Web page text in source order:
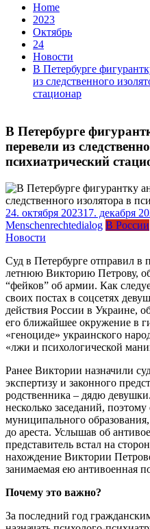
Home
2023
Октябрь
24
Новости
В Петербурге
из следственного
стационар
В Петербурге
перевели из
психиатрический
24. октября 202317. декабря
Menschenrechtedialog В России
Новости
Суд в Петербурге отправил в
летнюю Викторию Петрову,
“фейков” об армии. Как
своих постах в соцсетях
действия России в Украине,
его ближайшее окружение в
«геноциде» украинского
«лжи и психологической
Ранее Виктории назначили
экспертизу и законного
родственника – дядю
несколько заседаний,
муниципального
до ареста. Услышав об
представитель встал на
нахождение Виктории
занимаемая ею антивоенная
Почему это важно?
За последний год